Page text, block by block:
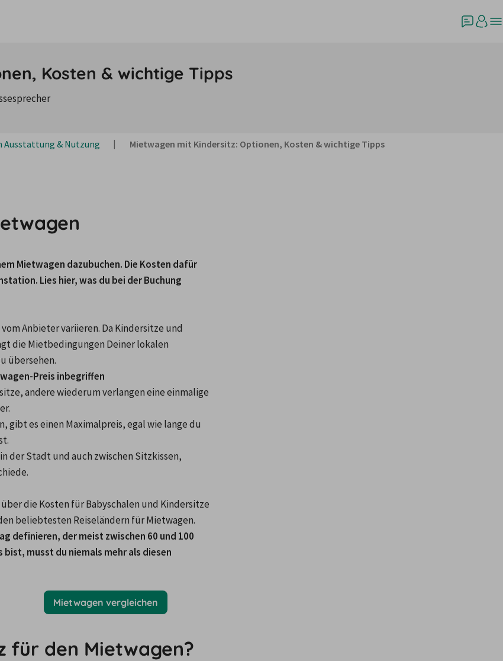
Kosten & wichtige Tipps
Ausstattung & Nutzung Mietwagen mit Kindersitz: Optionen, Kosten & wichtige Tipps
Mietwagen dazubuchen. Die Kosten dafür
Lies hier, was du bei der Buchung
Anbieter variieren. Da Kindersitze und
die Mietbedingungen Deiner lokalen
übersehen.
Preis inbegriffen
andere wiederum verlangen eine einmalige
gibt es einen Maximalpreis, egal wie lange du
der Stadt und auch zwischen Sitzkissen,
die Kosten für Babyschalen und Kindersitze
definieren, der meist zwischen 60 und 100
musst du niemals mehr als diesen
Mietwagen vergleichen
für den Mietwagen?